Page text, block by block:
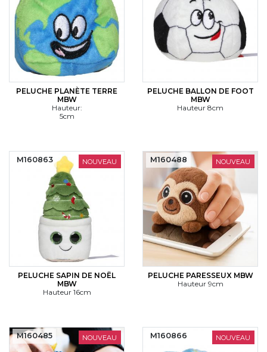
PELUCHE PLANÈTE TERRE
MBW
Hauteur:
5cm
PELUCHE BALLON DE FOOT
MBW
Hauteur 8cm
NOUVEAU
PELUCHE SAPIN DE NOËL
MBW
Hauteur 16cm
M160863 NOUVEAU
PELUCHE PARESSEUX MBW
Hauteur 9cm
M160488
NOUVEAU
M160485 NOUVEAU
M160866